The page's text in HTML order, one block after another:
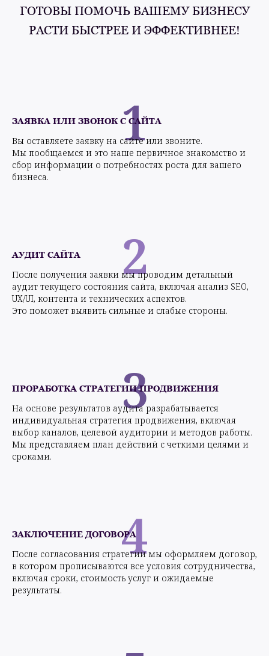
ГОТОВЫ ПОМОЧЬ ВАШЕМУ БИЗНЕСУ
РАСТИ БЫСТРЕЕ И ЭФФЕКТИВНЕЕ!
ЗАЯВКА ИЛИ ЗВОНОК С САЙТА
Вы оставляете заявку на сайте или звоните.
Мы пообщаемся и это наше первичное знакомство и
сбор информации о потребностях роста для вашего
бизнеса.
1
АУДИТ САЙТА
После получения заявки мы проводим детальный
аудит текущего состояния сайта, включая анализ SEO,
UX/UI, контента и технических аспектов.
Это поможет выявить сильные и слабые стороны.
2
ПРОРАБОТКА СТРАТЕГИИ ПРОДВИЖЕНИЯ
На основе результатов аудита разрабатывается
индивидуальная стратегия продвижения, включая
выбор каналов, целевой аудитории и методов работы.
Мы представляем план действий с четкими целями и
сроками.
3
ЗАКЛЮЧЕНИЕ ДОГОВОРА
После согласования стратегии мы оформляем договор,
в котором прописываются все условия сотрудничества,
включая сроки, стоимость услуг и ожидаемые
результаты.
4